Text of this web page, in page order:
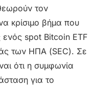
τον
κρίσιμο βήμα που
ενός spot Bitcoin ETF
των ΗΠΑ (SEC). Σε
ότι η συμφωνία
για το